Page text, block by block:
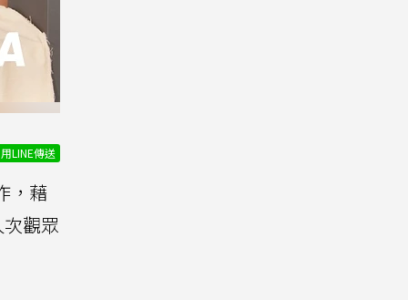
用LINE傳送
，藉
觀眾